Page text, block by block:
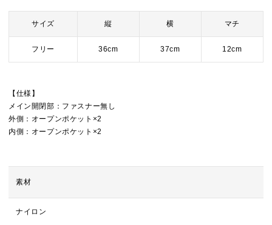
サイズ 縦 横 マチ
フリー 36cm 37cm 12cm
【仕様】
メイン開閉部：ファスナー無し
外側：オープンポケット×2
内側：オープンポケット×2
素材
ナイロン